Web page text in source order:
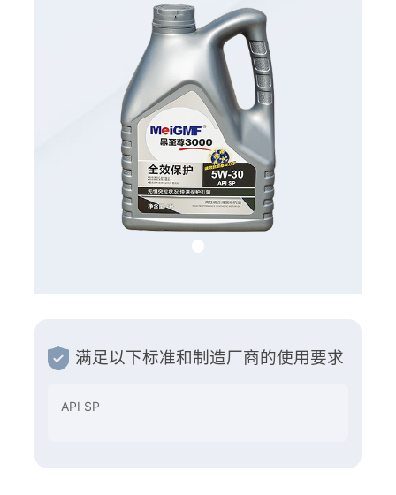
满足以下标准和制造厂商的使用要求
API SP